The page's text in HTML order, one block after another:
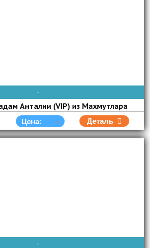
AVAIBLE EVERY DAY
Анталии (VIP) из Махмутлара
Цена: Деталь
AVAIBLE EVERY DAY